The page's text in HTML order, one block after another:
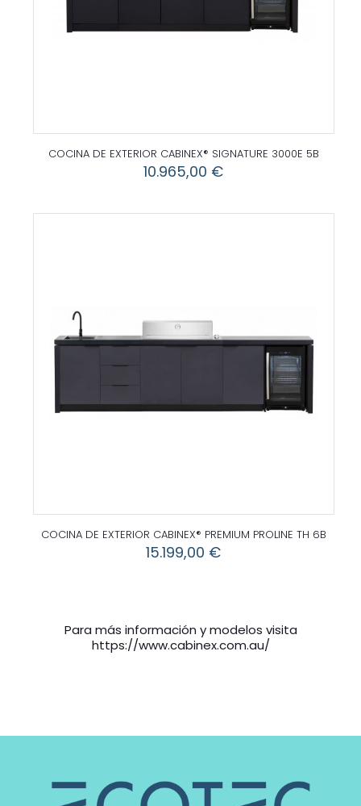
COCINA DE EXTERIOR CABINEX® SIGNATURE 3000E 5B
10.965,00 €
COCINA DE EXTERIOR CABINEX® PREMIUM PROLINE TH 6B
15.199,00 €
Para más información y modelos visita
https://www.cabinex.com.au/